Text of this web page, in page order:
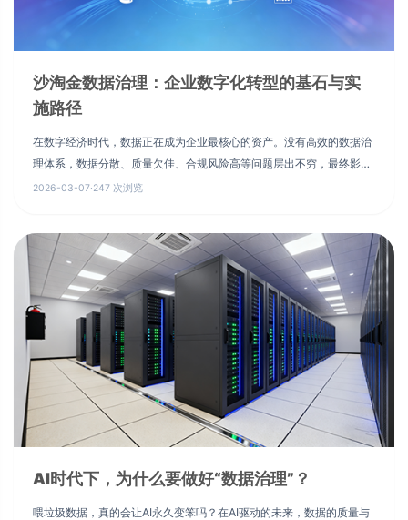
沙淘金数据治理：企业数字化转型的基石与实
施路径
在数字经济时代，数据正在成为企业最核心的资产。没有高效的数据治
理体系，数据分散、质量欠佳、合规风险高等问题层出不穷，最终影响
决策效率与创新能力。如何让数据“活”起来，成为数字化转型的真正驱
2026-03-07·247 次浏览
AI时代下，为什么要做好“数据治理”？
喂垃圾数据，真的会让AI永久变笨吗？在AI驱动的未来，数据的质量与